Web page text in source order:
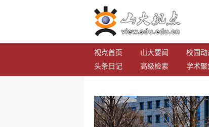
视点首页 山大要闻 校园动
头条日记
高级检索 学术聚